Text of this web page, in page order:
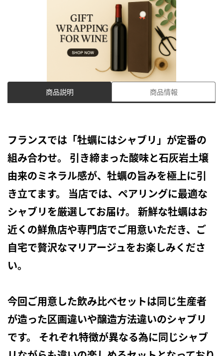
商品説明 商品情報
フランスでは「牡蠣にはシャブリ」が定番の
組み合わせ。 引き締まった酸味と石灰岩土壌
由来のミネラル感が、牡蠣の旨みを極上に引
き立てます。 当店では、ペアリングに最適な
シャブリを厳選してお届け。 新鮮な牡蠣はお
近くの鮮魚店や専門店でご用意いただき、ご
自宅で贅沢なマリアージュをお楽しみくださ
い。
今回ご用意した飲み比べセットは同じ生産者
が造った区画違いや醸造方法違いのシャブリ
です。 それぞれ特徴が異なる為に同じシャブ